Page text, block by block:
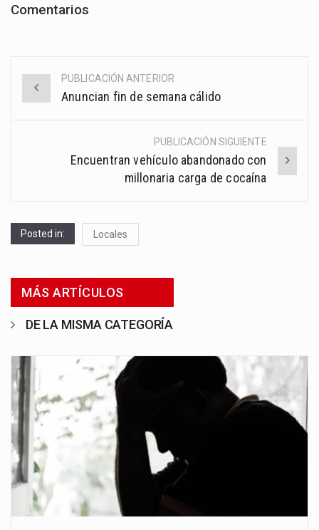
Comentarios
Post
PUBLICACIÓN ANTERIOR
Anuncian fin de semana cálido
PUBLICACIÓN SIGUIENTE
Encuentran vehículo abandonado con
millonaria carga de cocaína
Posted in: Locales
MÁS ARTÍCULOS
DE LA MISMA CATEGORÍA